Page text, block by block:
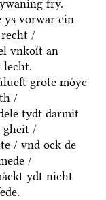
fry.
ys vorwar ein
/
vnkoſt an
lecht.
grote moͤye
/
tydt darmit
gheit /
/ vnd ock de
/
ydt nicht